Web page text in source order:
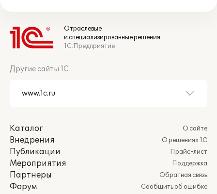
Отраслевые
и специализированные решения
1С:Предприятие
Другие сайты 1С
Каталог
Внедрения
Публикации
Мероприятия
Партнеры
Форум
О сайте
О решениях 1С
Прайс-лист
Поддержка
Обратная связь
Сообщить об ошибке